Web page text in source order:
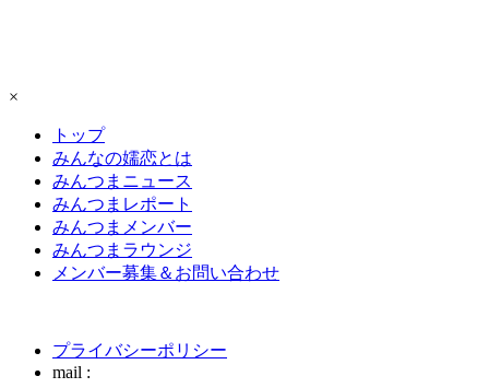
×
トップ
みんなの嬬恋とは
みんつまニュース
みんつまレポート
みんつまメンバー
みんつまラウンジ
メンバー募集＆お問い合わせ
プライバシーポリシー
mail :